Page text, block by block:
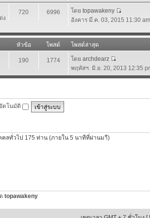
ง
720 6996 โดย topawakeny
อังคาร มี.ค. 03, 2015 11:30 am
หัวข้อ โพสต์
โพสต์ล่าสุด
190 1774 โดย archdearz
พฤหัสฯ. มิ.ย. 20, 2013 12:35
อัตโนมัติ
ลทั่วไป 175 ท่าน (ภายใน 5 นาทีที่ผ่านมาี)
topawakeny